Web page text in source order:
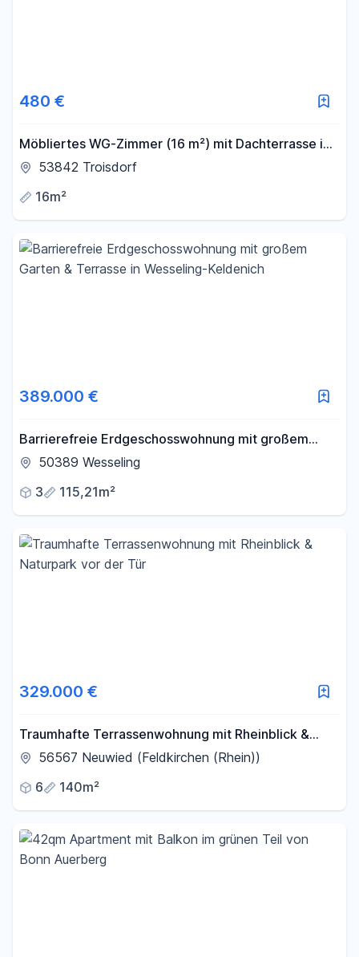
480 €
Möbliertes WG-Zimmer (16 m²) mit Dachterrasse in
Troisdorf
53842 Troisdorf
16m²
389.000 €
Barrierefreie Erdgeschosswohnung mit großem
Garten & Terrasse in Wesseling-Keldenich
50389 Wesseling
3
115,21m²
329.000 €
Traumhafte Terrassenwohnung mit Rheinblick &
Naturpark vor der Tür
56567 Neuwied (Feldkirchen (Rhein))
6
140m²